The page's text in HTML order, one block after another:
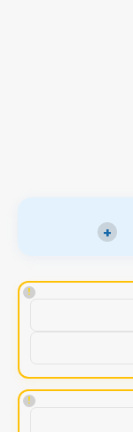
+
!
!